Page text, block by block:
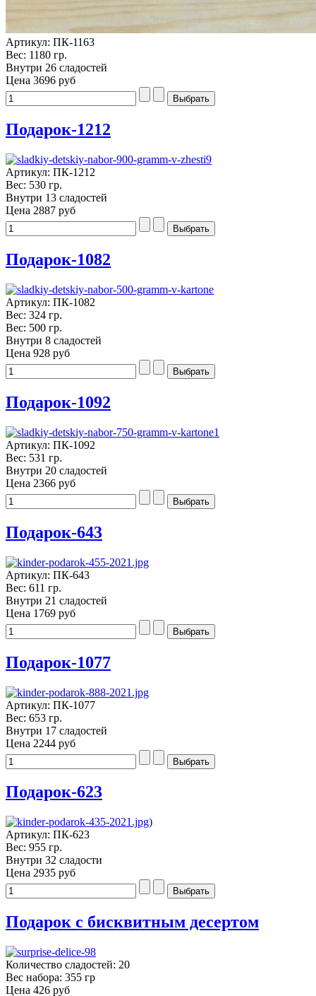
Артикул: ПК-1163
Вес: 1180 гр.
Внутри 26 сладостей
Цена 3696 руб
Подарок-1212
Артикул: ПК-1212
Вес: 530 гр.
Внутри 13 сладостей
Цена 2887 руб
Подарок-1082
Артикул: ПК-1082
Вес: 324 гр.
Вес: 500 гр.
Внутри 8 сладостей
Цена 928 руб
Подарок-1092
Артикул: ПК-1092
Вес: 531 гр.
Внутри 20 сладостей
Цена 2366 руб
Подарок-643
Артикул: ПК-643
Вес: 611 гр.
Внутри 21 сладостей
Цена 1769 руб
Подарок-1077
Артикул: ПК-1077
Вес: 653 гр.
Внутри 17 сладостей
Цена 2244 руб
Подарок-623
Артикул: ПК-623
Вес: 955 гр.
Внутри 32 сладости
Цена 2935 руб
Подарок с бисквитным десертом
Количество сладостей: 20
Вес набора: 355 гр
Цена 426 руб